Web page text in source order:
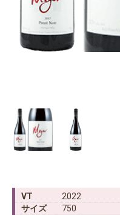
VT
2022
サイズ
750